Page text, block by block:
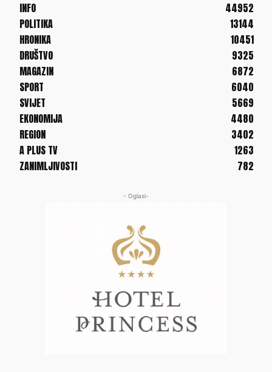
INFO
44952
POLITIKA
13144
HRONIKA
10451
DRUŠTVO
9325
MAGAZIN
6872
SPORT
6040
SVIJET
5669
EKONOMIJA
4480
REGION
3402
A PLUS TV
1263
ZANIMLJIVOSTI
782
- Oglasi-